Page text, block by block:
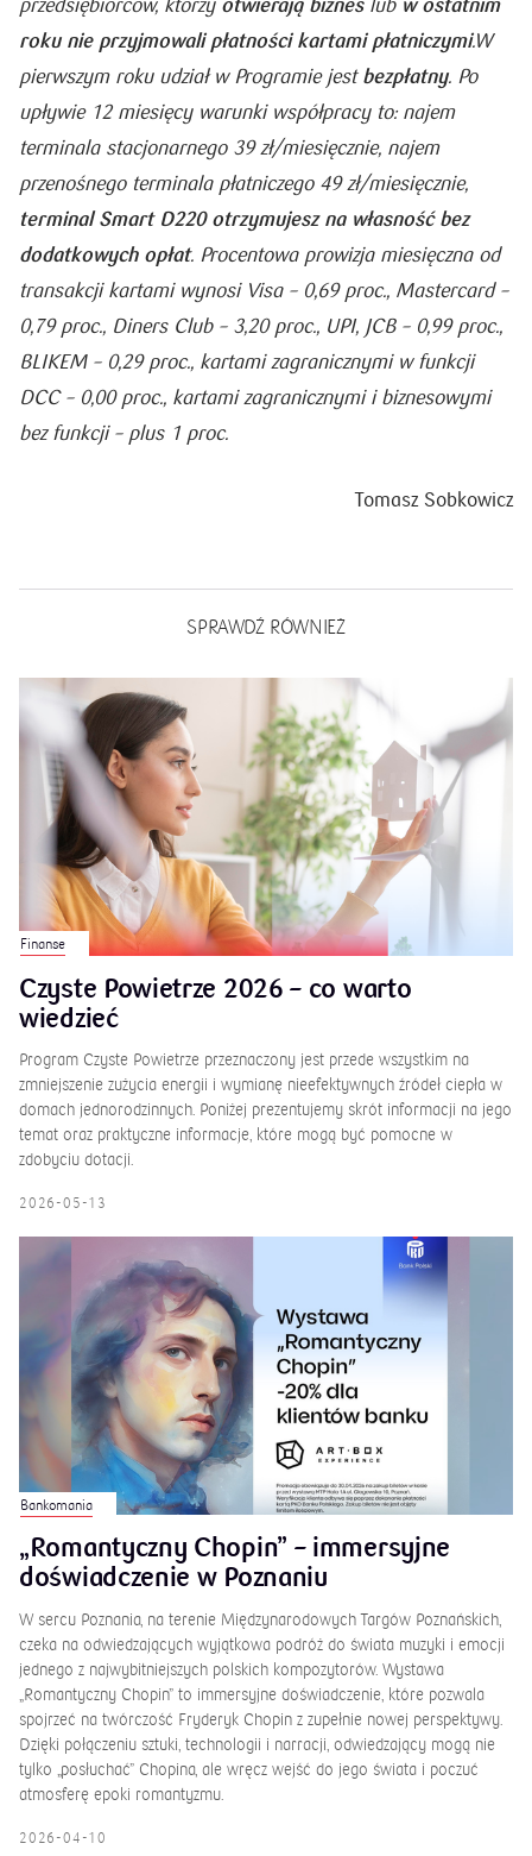
przedsiębiorców, którzy lub
roku nie przyjmowali płatności kartami płatniczymi.W
pierwszym roku udział w Programie jest bezpłatny. Po
upływie 12 miesięcy warunki współpracy to: najem
terminala stacjonarnego 39 zł/miesięcznie, najem
przenośnego terminala płatniczego 49 zł/miesięcznie,
terminal Smart D220 otrzymujesz na własność bez
dodatkowych opłat. Procentowa prowizja miesięczna od
transakcji kartami wynosi Visa – 0,69 proc., Mastercard –
0,79 proc., Diners Club – 3,20 proc., UPI, JCB – 0,99 proc.,
BLIKEM – 0,29 proc., kartami zagranicznymi w funkcji
DCC – 0,00 proc., kartami zagranicznymi i biznesowymi
bez funkcji – plus 1 proc.
Tomasz Sobkowicz
SPRAWDŹ RÓWNIEŻ
Finanse
Czyste Powietrze 2026 – co warto
wiedzieć
Program Czyste Powietrze przeznaczony jest przede wszystkim na
zmniejszenie zużycia energii i wymianę nieefektywnych źródeł ciepła w
domach jednorodzinnych. Poniżej prezentujemy skrót informacji na jego
temat oraz praktyczne informacje, które mogą być pomocne w
zdobyciu dotacji.
2026-05-13
Bankomania
„Romantyczny Chopin” – immersyjne
doświadczenie w Poznaniu
W sercu Poznania, na terenie Międzynarodowych Targów Poznańskich,
czeka na odwiedzających wyjątkowa podróż do świata muzyki i emocji
jednego z najwybitniejszych polskich kompozytorów. Wystawa
„Romantyczny Chopin” to immersyjne doświadczenie, które pozwala
spojrzeć na twórczość Fryderyk Chopin z zupełnie nowej perspektywy.
Dzięki połączeniu sztuki, technologii i narracji, odwiedzający mogą nie
tylko „posłuchać” Chopina, ale wręcz wejść do jego świata i poczuć
atmosferę epoki romantyzmu.
2026-04-10